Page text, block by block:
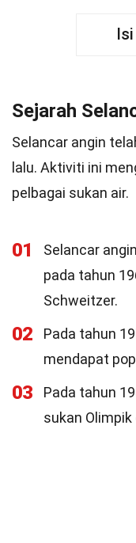
Sejarah
Selancar angin
lalu. Aktiviti ini
pelbagai sukan air.
01
Selancar
pada tahun
Schweitzer.
02
Pada tahun
mendapat
03
Pada tahun
sukan